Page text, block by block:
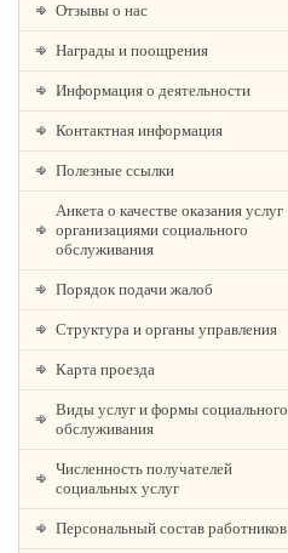
Отзывы о нас
Награды и поощрения
Информация о деятельности
Контактная информация
Полезные ссылки
Анкета о качестве оказания услуг
организациями социального
обслуживания
Порядок подачи жалоб
Структура и органы управления
Карта проезда
Виды услуг и формы социального
обслуживания
Численность получателей
социальных услуг
Персональный состав работников